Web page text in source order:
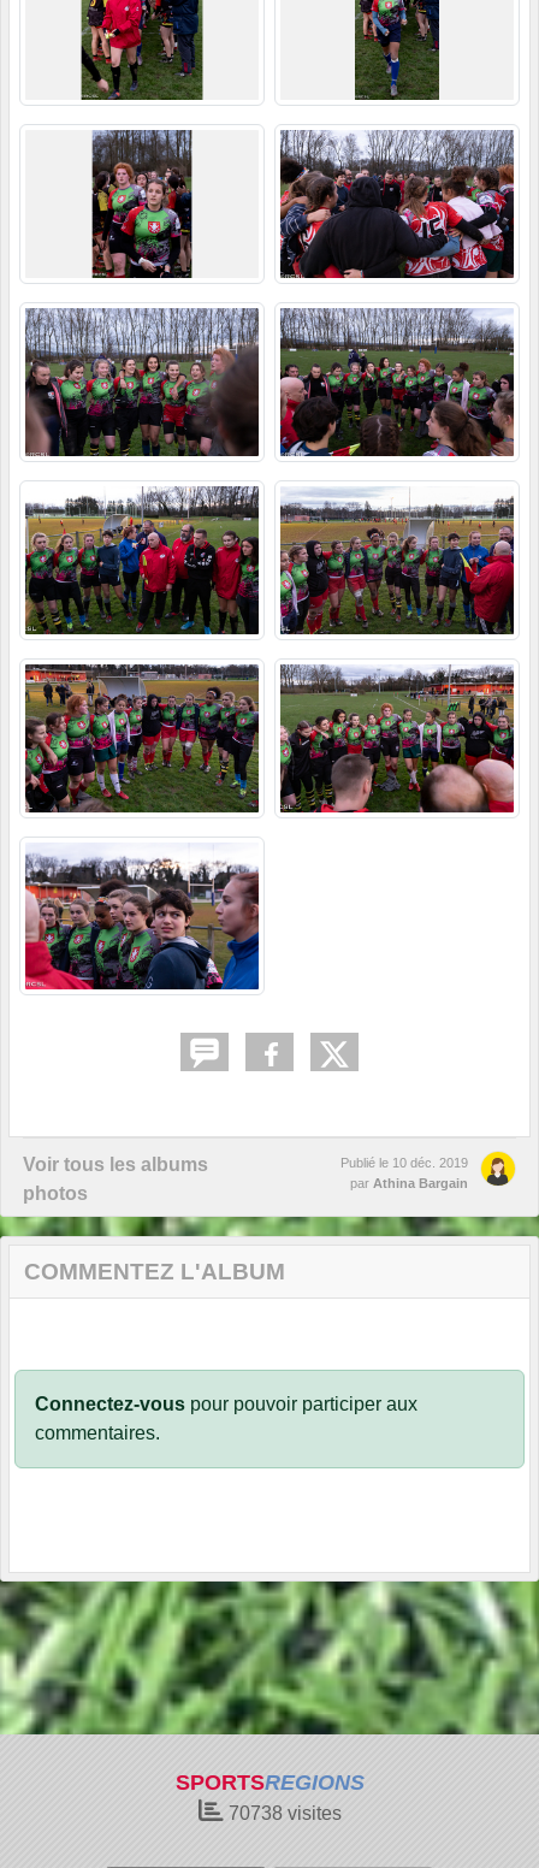
Voir tous les albums
photos
Publié le 10 déc. 2019
par Athina Bargain
COMMENTEZ L'ALBUM
Connectez-vous pour pouvoir participer aux
commentaires.
SPORTSREGIONS
70738visites